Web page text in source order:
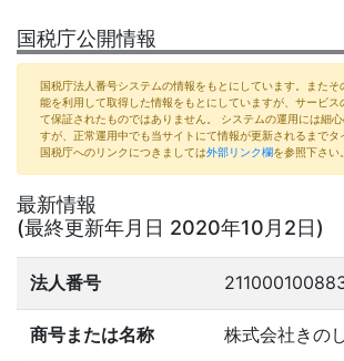
国税庁公開情報
国税庁法人番号システムの情報をもとにしています。また
能を利用して取得した情報をもとにしていますが、サービス
て保証されたものではありません。 システムの運用には細
すが、正常運用中でも当サイトにて情報が更新されるまでタ
国税庁へのリンクにつきましては外部リンク欄を参照下さい。
最新情報
(最終更新年月日 2020年10月2日)
法人番号
商号または名称 株式会社きの